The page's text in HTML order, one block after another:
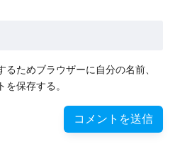
るためブラウザーに自分の名前、
を保存する。